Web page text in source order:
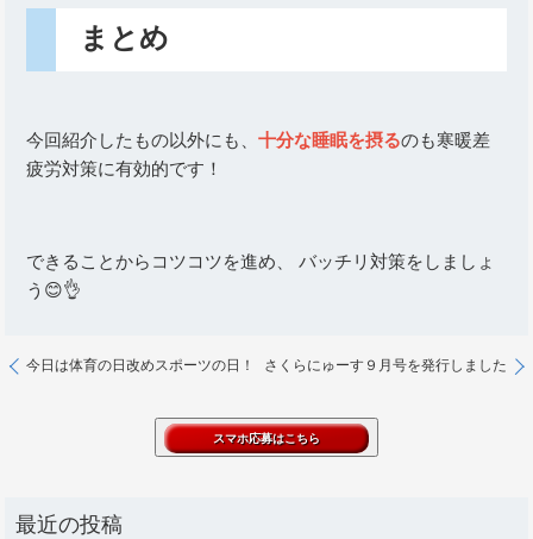
まとめ
今回紹介したもの以外にも、十分な睡眠を摂るのも寒暖差
疲労対策に有効的です！
できることからコツコツを進め、 バッチリ対策をしましょ
う😊👌
今日は体育の日改めスポーツの日！ さくらにゅーす９月号を発行しました
最近の投稿